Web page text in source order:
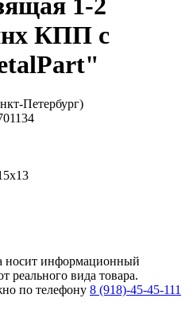
1-2
КПП с
Петербург)
носит информационный
реального вида товара.
по телефону 8 (918)-45-45-111